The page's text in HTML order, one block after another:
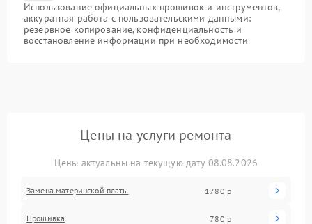
Использование официальных прошивок и инструментов,
аккуратная работа с пользовательскими данными:
резервное копирование, конфиденциальность и
восстановление информации при необходимости
Цены на услуги ремонта
Цены актуальны на текущую дату 08.08.2026
Замена материнской платы 1780 р
Прошивка 780 р